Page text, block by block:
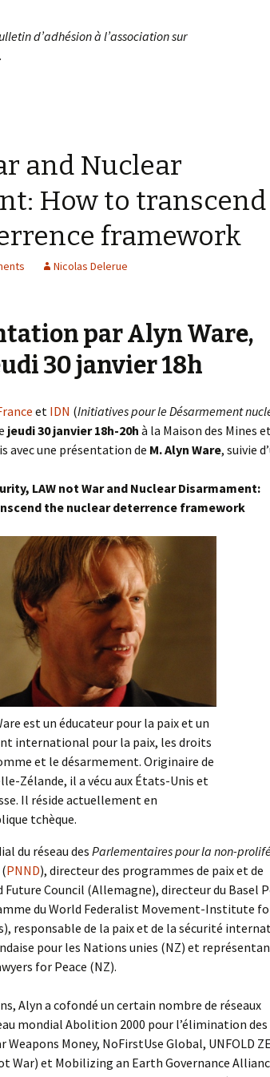
d’adhésion à l’association sur
and Nuclear
How to
framework
Nicolas Delerue
par Alyn Ware,
30 janvier 18h
et IDN (Initiatives pour le Désarmement
jeudi 30 janvier 18h-20h à la Maison des Mines
avec une présentation de M. Alyn Ware, suivie
LAW not War and Nuclear Disarmament:
the nuclear deterrence framework
est un éducateur pour la paix et un
international pour la paix, les droits
et le désarmement. Originaire de
Zélande, il a vécu aux États-Unis et
Il réside actuellement en
tchèque.
du réseau desParlementaires pour la non-
(PNND), directeur des programmes de paix et de
Council (Allemagne), directeur du Basel
du World Federalist Movement-Institute
responsable de la paix et de la sécurité
pour les Nations unies (NZ) et
for Peace (NZ).
Alyn a cofondé un certain nombre de réseaux
mondial Abolition 2000 pour l’élimination des
Weapons Money, NoFirstUse Global, UNFOLD
War) et Mobilizing an Earth Governance